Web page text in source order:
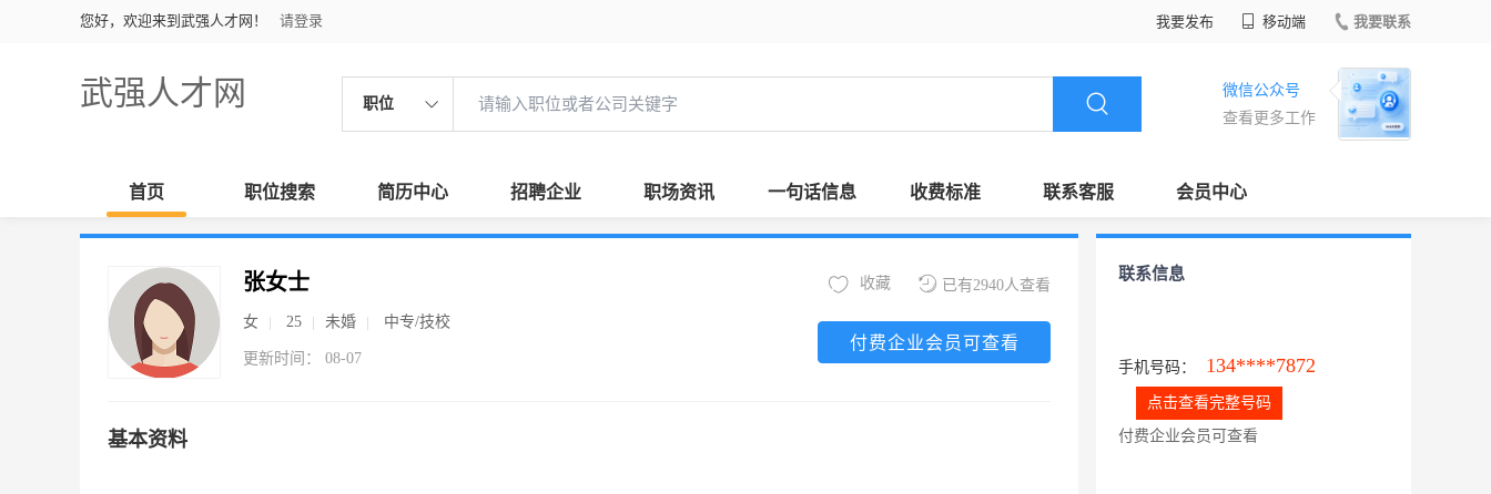
您好，欢迎来到武强人才网！ 请登录 我要发布 移动端 我要联系
武强人才网 职位
微信公众号
查看更多工作
首页 职位搜索 简历中心 招聘企业 职场资讯 一句话信息 收费标准 联系客服 会员中心
张女士
女 25 未婚 中专/技校
更新时间： 08-07
已有2940人查看
收藏
付费企业会员可查看
基本资料
联系信息
手机号码： 134****7872
点击查看完整号码
付费企业会员可查看